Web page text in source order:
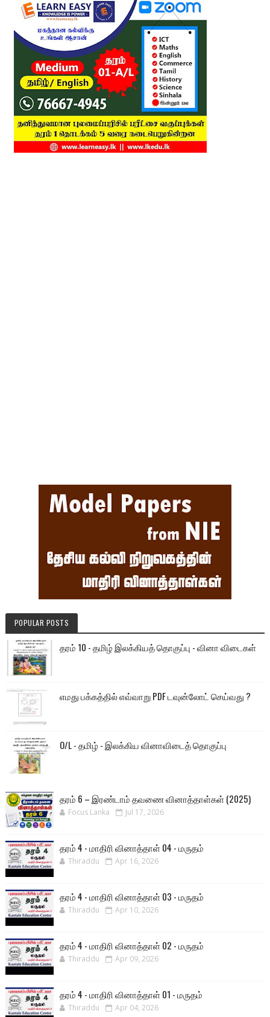
POPULAR POSTS
தரம் 10 - தமிழ் இலக்கியத் தொகுப்பு - வினா விடைகள்
எமது பக்கத்தில் எவ்வாறு PDF டவுன்லோட் செய்வது ?
O/L - தமிழ் - இலக்கிய வினாவிடைத் தொகுப்பு
தரம் 6 – இரண்டாம் தவணை வினாத்தாள்கள் (2025)
Focus Lanka Jul 17, 2026
தரம் 4 - மாதிரி வினாத்தாள் 04 - மருதம்
Thiraddu Apr 16, 2026
தரம் 4 - மாதிரி வினாத்தாள் 03 - மருதம்
Thiraddu Apr 10, 2026
தரம் 4 - மாதிரி வினாத்தாள் 02 - மருதம்
Thiraddu Apr 09, 2026
தரம் 4 - மாதிரி வினாத்தாள் 01 - மருதம்
Thiraddu Apr 04, 2026